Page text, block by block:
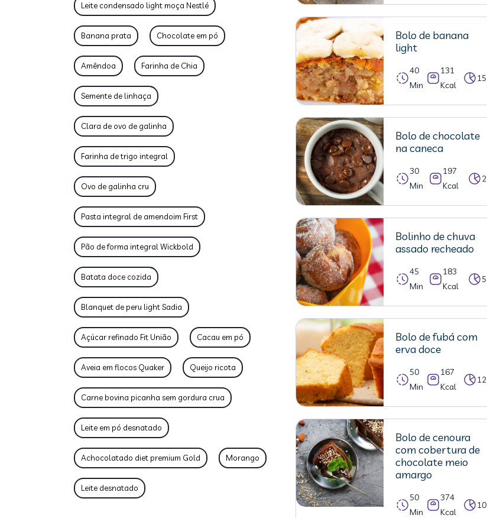
Leite condensado light moça Nestlé
Banana prata Chocolate em pó
Amêndoa Farinha de Chia
Semente de linhaça
Clara de ovo de galinha
Farinha de trigo integral
Ovo de galinha cru
Pasta integral de amendoim First
Pão de forma integral Wickbold
Batata doce cozida
Blanquet de peru light Sadia
Açúcar refinado Fit União Cacau em pó
Aveia em flocos Quaker Queijo ricota
Carne bovina picanha sem gordura crua
Leite em pó desnatado
Achocolatado diet premium Gold Morango
Leite desnatado
Bolo de banana
light
40
Min
131
Kcal
15
Bolo de chocolate
na caneca
30
Min
197
Kcal
2
Bolinho de chuva
assado recheado
45
Min
183
Kcal
5
Bolo de fubá com
erva doce
50
Min
167
Kcal
12
Bolo de cenoura
com cobertura de
chocolate meio
amargo
50
Min
374
Kcal
10